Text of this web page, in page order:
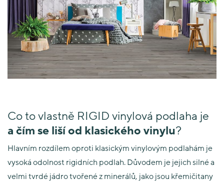
Co to vlastně RIGID vinylová podlaha je
a čím se liší od klasického vinylu?
Hlavním rozdílem oproti klasickým vinylovým podlahám je
vysoká odolnost rigidních podlah. Důvodem je jejich silné a
velmi tvrdé jádro tvořené z minerálů, jako jsou křemičitany